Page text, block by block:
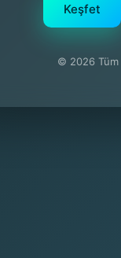
Keşfet
© 2026 Tüm